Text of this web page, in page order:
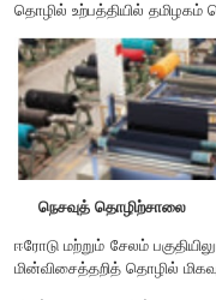
வாகன மற்றும்
தமிழகத்தின் மேற்கு
சுமை தூக்கும் வாகன
பெயர் பெற்ற
மற்றொரு முக்கிய
சொந்த அலகுகளை